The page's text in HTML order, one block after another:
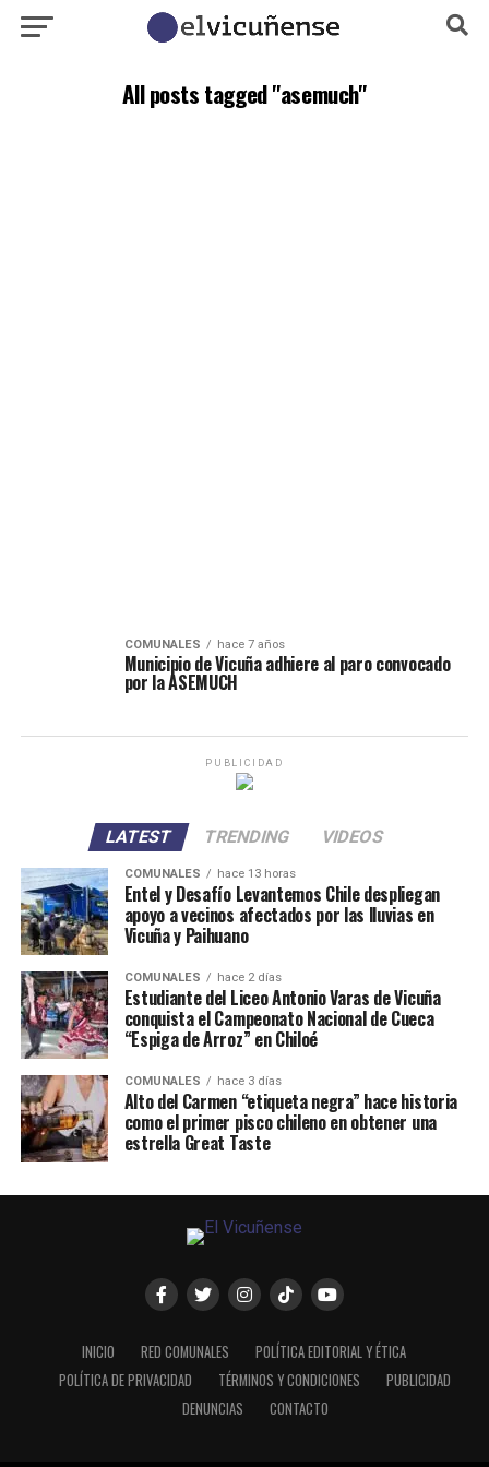
All posts tagged "asemuch"
COMUNALES hace 7 años
Municipio de Vicuña adhiere al paro convocado
por la ASEMUCH
PUBLICIDAD
LATEST TRENDING VIDEOS
COMUNALES hace 13 horas
Entel y Desafío Levantemos Chile despliegan
apoyo a vecinos afectados por las lluvias en
Vicuña y Paihuano
COMUNALES hace 2 días
Estudiante del Liceo Antonio Varas de Vicuña
conquista el Campeonato Nacional de Cueca
“Espiga de Arroz” en Chiloé
COMUNALES hace 3 días
Alto del Carmen “etiqueta negra” hace historia
como el primer pisco chileno en obtener una
estrella Great Taste
INICIO RED COMUNALES
POLÍTICA EDITORIAL Y ÉTICA
POLÍTICA DE PRIVACIDAD
TÉRMINOS Y CONDICIONES
PUBLICIDAD
DENUNCIAS
CONTACTO